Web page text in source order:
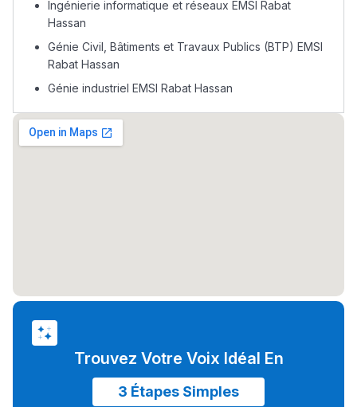
Post-Bac
دليل التوجيه
Ingénierie informatique et réseaux EMSI Rabat
Hassan
Génie Civil, Bâtiments et Travaux Publics (BTP) EMSI
Rabat Hassan
Génie industriel EMSI Rabat Hassan
Trouvez Votre Voix Idéal En
3 Étapes Simples